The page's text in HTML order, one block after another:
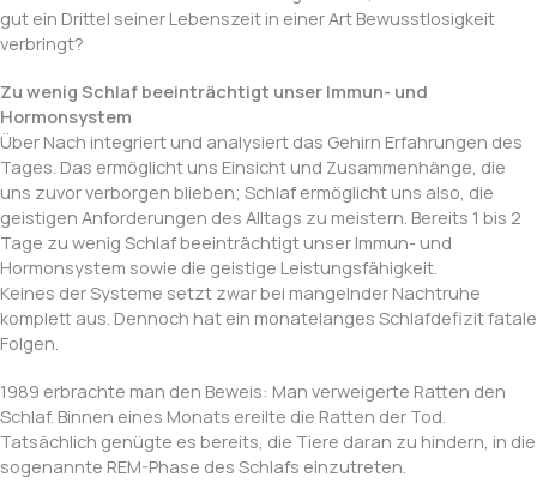
gut ein Drittel seiner Lebenszeit in einer Art Bewusstlosigkeit
verbringt?
Zu wenig Schlaf beeinträchtigt unser Immun- und
Hormonsystem
Über Nach integriert und analysiert das Gehirn Erfahrungen des
Tages. Das ermöglicht uns Einsicht und Zusammenhänge, die
uns zuvor verborgen blieben; Schlaf ermöglicht uns also, die
geistigen Anforderungen des Alltags zu meistern. Bereits 1 bis 2
Tage zu wenig Schlaf beeinträchtigt unser Immun- und
Hormonsystem sowie die geistige Leistungsfähigkeit.
Keines der Systeme setzt zwar bei mangelnder Nachtruhe
komplett aus. Dennoch hat ein monatelanges Schlafdefizit fatale
Folgen.
1989 erbrachte man den Beweis: Man verweigerte Ratten den
Schlaf. Binnen eines Monats ereilte die Ratten der Tod.
Tatsächlich genügte es bereits, die Tiere daran zu hindern, in die
sogenannte REM-Phase des Schlafs einzutreten.